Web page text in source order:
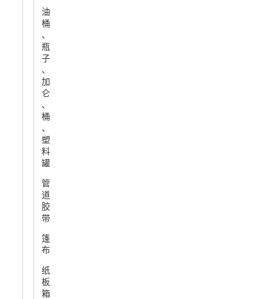
油
桶
、
瓶
子
、
加
仑
、
桶
、
塑
料
罐
管
道
胶
带
篷
布
纸
板
箱